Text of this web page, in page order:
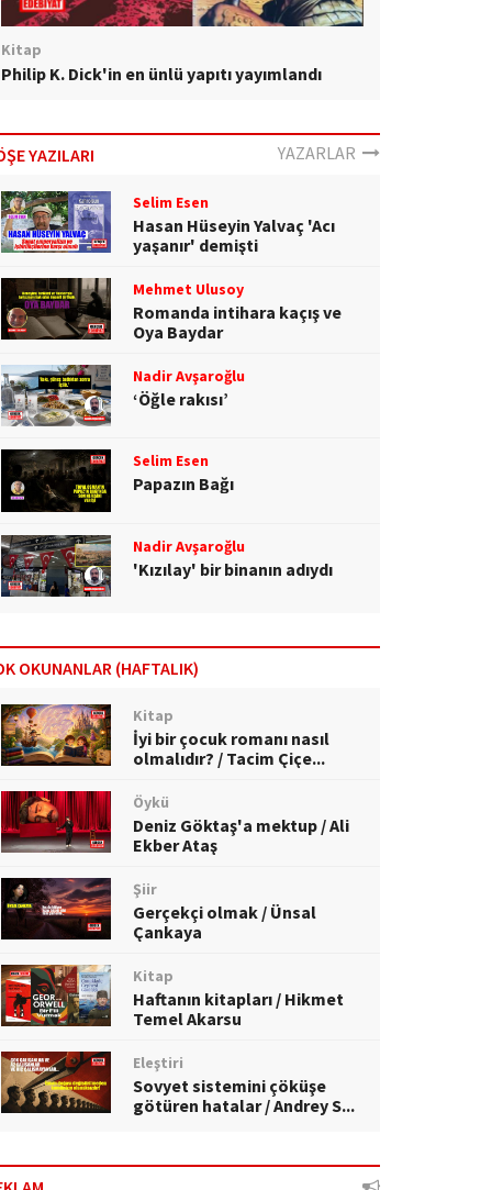
Kitap
Philip K. Dick'in en ünlü yapıtı yayımlandı
YAZILARI YAZARLAR
Selim Esen
Hasan Hüseyin Yalvaç 'Acı
yaşanır' demişti
Mehmet Ulusoy
Romanda intihara kaçış ve
Oya Baydar
Nadir Avşaroğlu
‘Öğle rakısı’
Selim Esen
Papazın Bağı
Nadir Avşaroğlu
'Kızılay' bir binanın adıydı
OKUNANLAR (HAFTALIK)
Kitap
İyi bir çocuk romanı nasıl
olmalıdır? / Tacim Çiçe...
Öykü
Deniz Göktaş'a mektup / Ali
Ekber Ataş
Şiir
Gerçekçi olmak / Ünsal
Çankaya
Kitap
Haftanın kitapları / Hikmet
Temel Akarsu
Eleştiri
Sovyet sistemini çöküşe
götüren hatalar / Andrey S...